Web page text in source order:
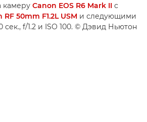
камеру Canon EOS R6 Mark II с
RF 50mm F1.2L USM и следующими
сек., f/1.2 и ISO 100. © Дэвид Ньютон